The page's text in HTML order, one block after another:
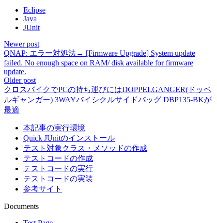
Eclipse
Java
JUnit
Newer post
QNAP: エラー対処法→ [Firmware Upgrade] System update
failed. No enough space on RAM/ disk available for firmware
update.
Older post
クロスバイクでPCの持ち運びにはDOPPELGANGER(ドッペ
ルギャンガー) 3WAYバイシクルサイドバッグ DBP135-BKが
最適
本記事の実行環境
Quick JUnitのインストール
テスト対象クラス・メソッドの作成
テストコードの作成
テストコードの実行
テストコードの実装
参考サイト
Documents